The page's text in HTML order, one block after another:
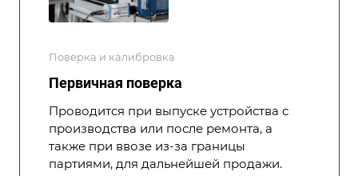
Поверка и калибровка
Первичная поверка
Проводится при выпуске устройства с
производства или после ремонта, а
также при ввозе из-за границы
партиями, для дальнейшей продажи.